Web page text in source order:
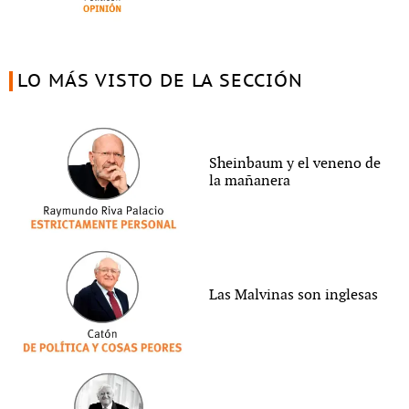
LO MÁS VISTO DE LA SECCIÓN
Sheinbaum y el veneno de
la mañanera
Las Malvinas son inglesas